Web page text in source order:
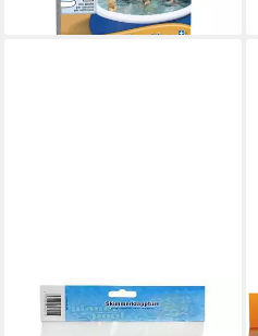
lieferbar - in 2-3 Werktagen bei dir
PLANET POOL
Skimmer Skimmerklappe